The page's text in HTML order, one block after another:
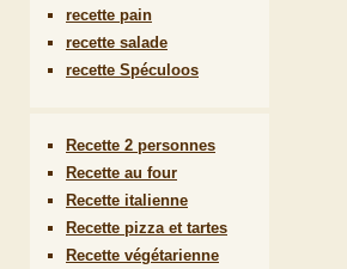
recette pain
recette salade
recette Spéculoos
Recette 2 personnes
Recette au four
Recette italienne
Recette pizza et tartes
Recette végétarienne